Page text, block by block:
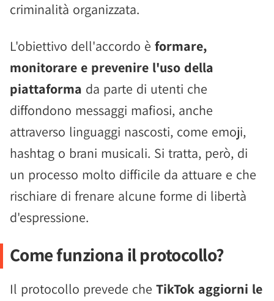
criminalità organizzata.
L'obiettivo dell'accordo è formare,
monitorare e prevenire l'uso della
piattaforma da parte di utenti che
diffondono messaggi mafiosi, anche
attraverso linguaggi nascosti, come emoji,
hashtag o brani musicali. Si tratta, però, di
un processo molto difficile da attuare e che
rischiare di frenare alcune forme di libertà
d'espressione.
Come funziona il protocollo?
Il protocollo prevede che TikTok aggiorni le